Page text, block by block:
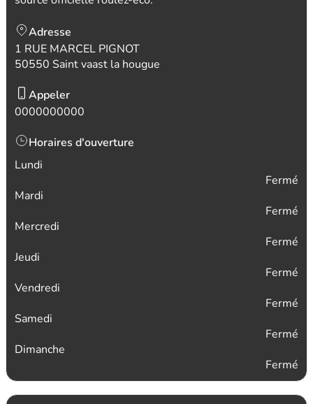
Adresse
1 RUE MARCEL PIGNOT
50550 Saint vaast la hougue
Appeler
0000000000
Horaires d'ouverture
Lundi
Fermé
Mardi
Fermé
Mercredi
Fermé
Jeudi
Fermé
Vendredi
Fermé
Samedi
Fermé
Dimanche
Fermé